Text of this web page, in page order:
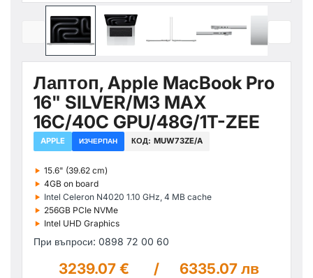
Лаптоп, Apple MacBook Pro
16" SILVER/M3 MAX
16C/40C GPU/48G/1T-ZEE
APPLE ИЗЧЕРПАН КОД: MUW73ZE/A
‣ 15.6" (39.62 cm)
‣ 4GB on board
‣ Intel Celeron N4020 1.10 GHz, 4 MB cache
‣ 256GB PCIe NVMe
‣ Intel UHD Graphics
При въпроси: 0898 72 00 60
3239.07 € / 6335.07 лв